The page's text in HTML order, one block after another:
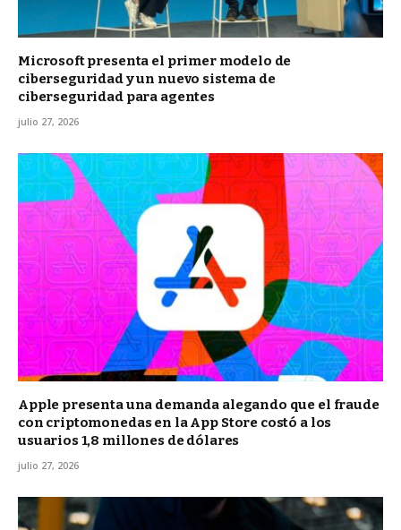
Microsoft presenta el primer modelo de
ciberseguridad y un nuevo sistema de
ciberseguridad para agentes
julio 27, 2026
Apple presenta una demanda alegando que el fraude
con criptomonedas en la App Store costó a los
usuarios 1,8 millones de dólares
julio 27, 2026